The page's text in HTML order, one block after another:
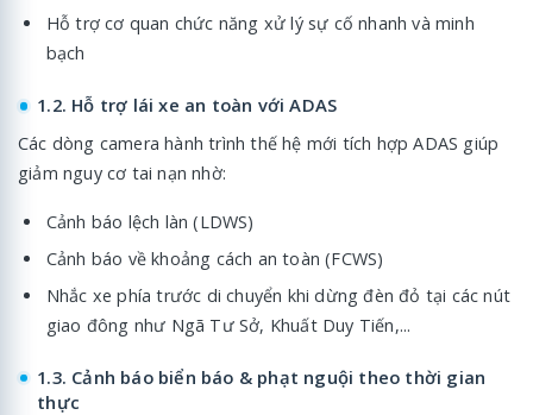
Hỗ trợ cơ quan chức năng xử lý sự cố nhanh và minh
bạch
1.2. Hỗ trợ lái xe an toàn với ADAS
Các dòng camera hành trình thế hệ mới tích hợp ADAS giúp
giảm nguy cơ tai nạn nhờ:
Cảnh báo lệch làn (LDWS)
Cảnh báo về khoảng cách an toàn (FCWS)
Nhắc xe phía trước di chuyển khi dừng đèn đỏ tại các nút
giao đông như Ngã Tư Sở, Khuất Duy Tiến,...
1.3. Cảnh báo biển báo & phạt nguội theo thời gian
thực